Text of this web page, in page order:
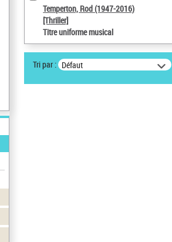
Temperton, Rod (1947-2016)
[Thriller]
Titre uniforme musical
Tri par : Défaut